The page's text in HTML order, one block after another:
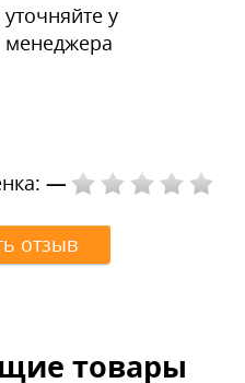
уточняйте у
менеджера
—
отзыв
товары